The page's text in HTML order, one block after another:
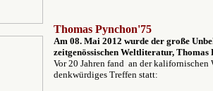
Thomas Pynchon'75
Am 08. Mai 2012 wurde der große
zeitgenössischen Weltliteratur, Thomas
Vor 20 Jahren fand an der kalifornischen
denkwürdiges Treffen statt: